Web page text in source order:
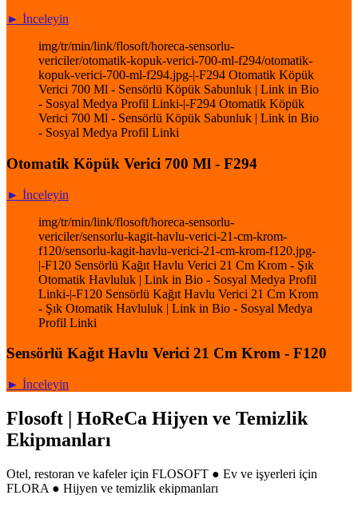
► İnceleyin
img/tr/min/link/flosoft/horeca-sensorlu-
vericiler/otomatik-kopuk-verici-700-ml-f294/otomatik-
kopuk-verici-700-ml-f294.jpg-|-F294 Otomatik Köpük
Verici 700 Ml - Sensörlü Köpük Sabunluk | Link in Bio
- Sosyal Medya Profil Linki-|-F294 Otomatik Köpük
Verici 700 Ml - Sensörlü Köpük Sabunluk | Link in Bio
- Sosyal Medya Profil Linki
Otomatik Köpük Verici 700 Ml - F294
► İnceleyin
img/tr/min/link/flosoft/horeca-sensorlu-
vericiler/sensorlu-kagit-havlu-verici-21-cm-krom-
f120/sensorlu-kagit-havlu-verici-21-cm-krom-f120.jpg-
|-F120 Sensörlü Kağıt Havlu Verici 21 Cm Krom - Şık
Otomatik Havluluk | Link in Bio - Sosyal Medya Profil
Linki-|-F120 Sensörlü Kağıt Havlu Verici 21 Cm Krom
- Şık Otomatik Havluluk | Link in Bio - Sosyal Medya
Profil Linki
Sensörlü Kağıt Havlu Verici 21 Cm Krom - F120
► İnceleyin
Flosoft | HoReCa Hijyen ve Temizlik
Ekipmanları
Otel, restoran ve kafeler için FLOSOFT ● Ev ve işyerleri için
FLORA ● Hijyen ve temizlik ekipmanları